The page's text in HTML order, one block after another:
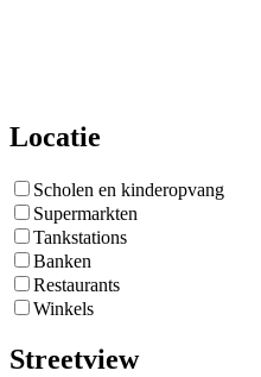
Locatie
Scholen en kinderopvang
Supermarkten
Tankstations
Banken
Restaurants
Winkels
Streetview